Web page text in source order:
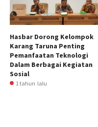
Hasbar Dorong Kelompok
Karang Taruna Penting
Pemanfaatan Teknologi
Dalam Berbagai Kegiatan
Sosial
1 tahun lalu